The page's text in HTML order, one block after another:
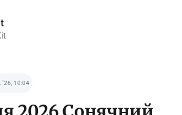
'26, 10:04